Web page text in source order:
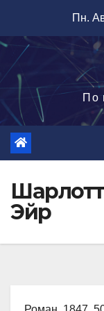
содержимому
Пн.
По
Эйр